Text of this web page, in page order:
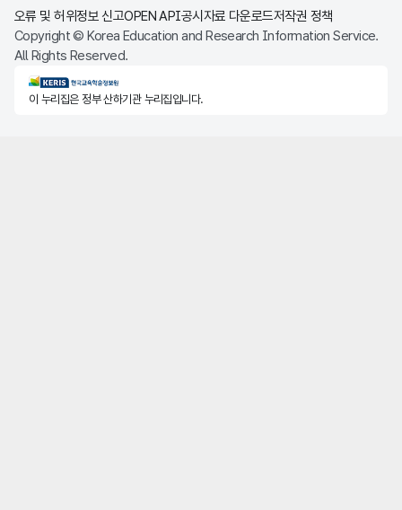
오류 및 허위정보 신고OPEN API공시자료 다운로드저작권 정책
Copyright © Korea Education and Research Information Service.
All Rights Reserved.
KERIS한국교육학술정보원
이 누리집은 정부 산하기관 누리집입니다.